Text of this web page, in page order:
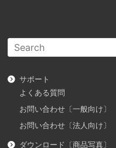
サポート
よくある質問
お問い合わせ〔一般向け〕
お問い合わせ〔法人向け〕
ダウンロード〔商品写真〕